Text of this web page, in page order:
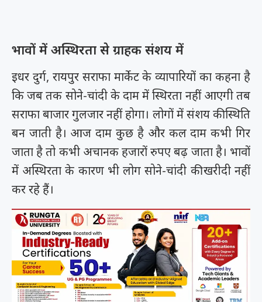
भावों में अस्थिरता से ग्राहक संशय में
इधर दुर्ग, रायपुर सराफा मार्केट के व्यापारियों का कहना है
कि जब तक सोने-चांदी के दाम में स्थिरता नहीं आएगी तब
सराफा बाजार गुलजार नहीं होगा। लोगों में संशय की स्थिति
बन जाती है। आज दाम कुछ है और कल दाम कभी गिर
जाता है तो कभी अचानक हजारों रुपए बढ़ जाता है। भावों
में अस्थिरता के कारण भी लोग सोने-चांदी की खरीदी नहीं
कर रहे हैं।